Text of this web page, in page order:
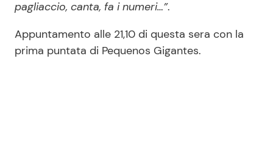
pagliaccio, canta, fa i numeri…”.
Appuntamento alle 21,10 di questa sera con la
prima puntata di Pequenos Gigantes.